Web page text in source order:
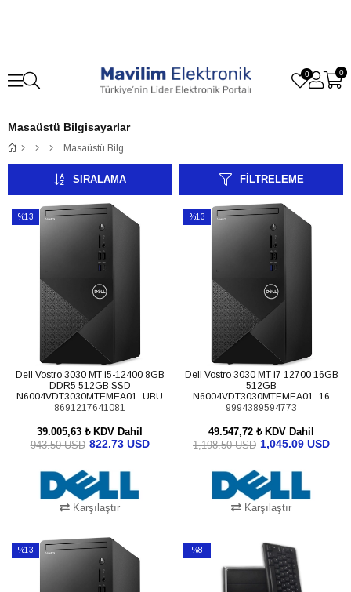
0
0
Masaüstü Bilgisayarlar
Masaüstü Bilgisayarlar
FILTRELEME
SIRALAMA
%13
Dell Vostro 3030 MT i5-12400 8GB
DDR5 512GB SSD
N6004VDT3030MTEMEA01_UBU
Ubuntu Masaüstü Bilgisayar
8691217641081
39.005,63 ₺ KDV Dahil
822.73 USD
943.50 USD
Karşılaştır
%13
Dell Vostro 3030 MT i7 12700 16GB
512GB
N6004VDT3030MTEMEA01_16
Ubuntu Masaüstü Bilgisayar (Upg)
9994389594773
49.547,72 ₺ KDV Dahil
1,045.09 USD
1,198.50 USD
Karşılaştır
%13
%8